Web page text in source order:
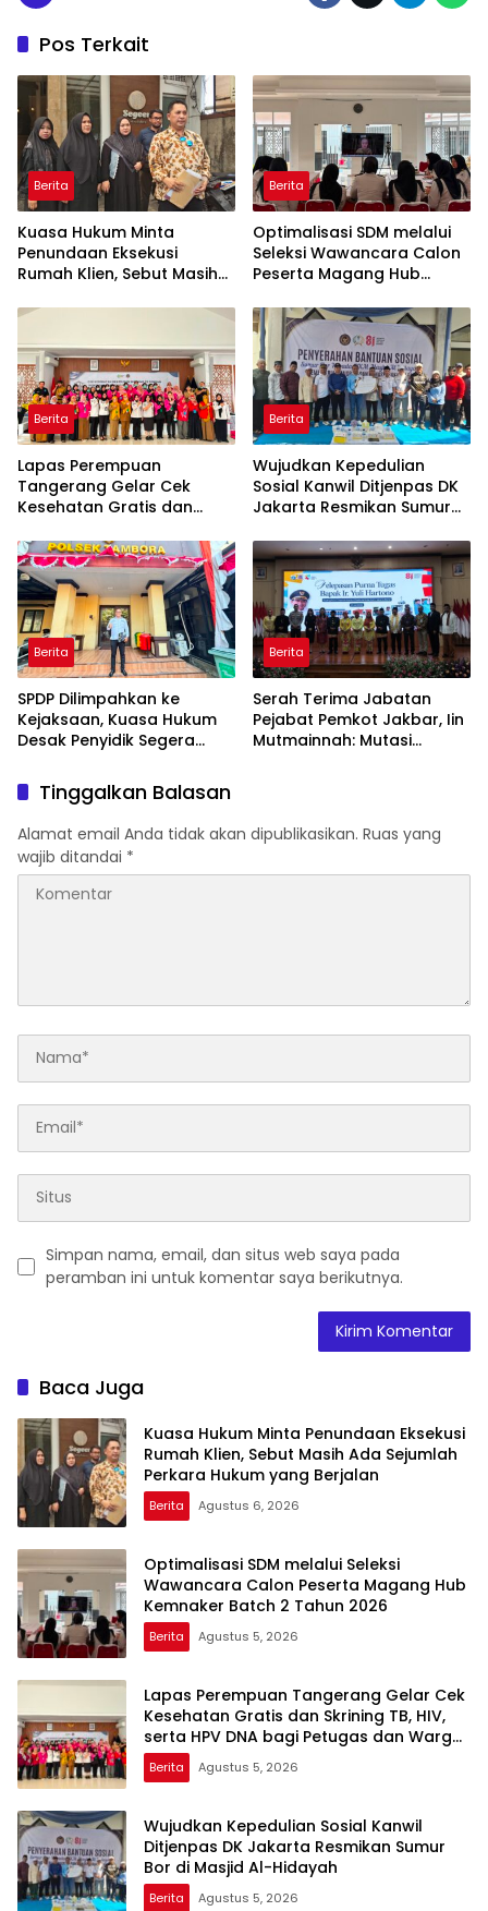
Pos Terkait
Berita
Kuasa Hukum Minta
Penundaan Eksekusi
Rumah Klien, Sebut Masih
Hukum yang Berjalan
Berita
Optimalisasi SDM melalui
Seleksi Wawancara Calon
Peserta Magang Hub
2026
Berita
Lapas Perempuan
Tangerang Gelar Cek
Kesehatan Gratis dan
DNA bagi Petugas dan
Warga Binaan
Berita
Wujudkan Kepedulian
Sosial Kanwil Ditjenpas DK
Jakarta Resmikan Sumur
Berita
SPDP Dilimpahkan ke
Kejaksaan, Kuasa Hukum
Desak Penyidik Segera
Pengeroyokan
Berita
Serah Terima Jabatan
Pejabat Pemkot Jakbar, Iin
Mutmainnah: Mutasi
Tinggalkan Balasan
Alamat email Anda tidak akan dipublikasikan. Ruas yang
wajib ditandai *
Simpan nama, email, dan situs web saya pada
peramban ini untuk komentar saya berikutnya.
Baca Juga
Kuasa Hukum Minta Penundaan Eksekusi
Rumah Klien, Sebut Masih Ada Sejumlah
Perkara Hukum yang Berjalan
Berita Agustus 6, 2026
Optimalisasi SDM melalui Seleksi
Wawancara Calon Peserta Magang Hub
Kemnaker Batch 2 Tahun 2026
Berita Agustus 5, 2026
Lapas Perempuan Tangerang Gelar Cek
Kesehatan Gratis dan Skrining TB, HIV,
serta HPV DNA bagi Petugas dan Warga
Binaan
Berita Agustus 5, 2026
Wujudkan Kepedulian Sosial Kanwil
Ditjenpas DK Jakarta Resmikan Sumur
Bor di Masjid Al-Hidayah
Berita Agustus 5, 2026